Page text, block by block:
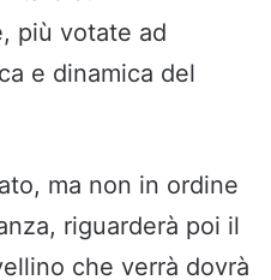
più votate ad
e dinamica del
ma non in ordine
riguarderà poi il
che verrà dovrà